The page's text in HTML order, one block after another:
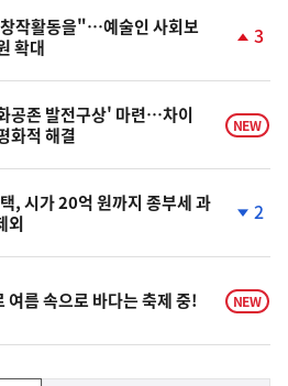
작활동을"…예술인 사회보
확대
계
승
3
공존 발전구상' 마련…차이
화적 해결
NEW
, 시가 20억 원까지 종부세 과
외
계
락
2
여름 속으로 바다는 축제 중! NEW